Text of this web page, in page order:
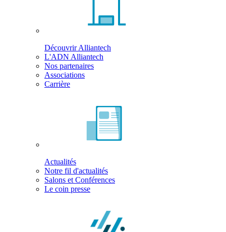
Découvrir Alliantech
L'ADN Alliantech
Nos partenaires
Associations
Carrière
Actualités
Notre fil d'actualités
Salons et Conférences
Le coin presse